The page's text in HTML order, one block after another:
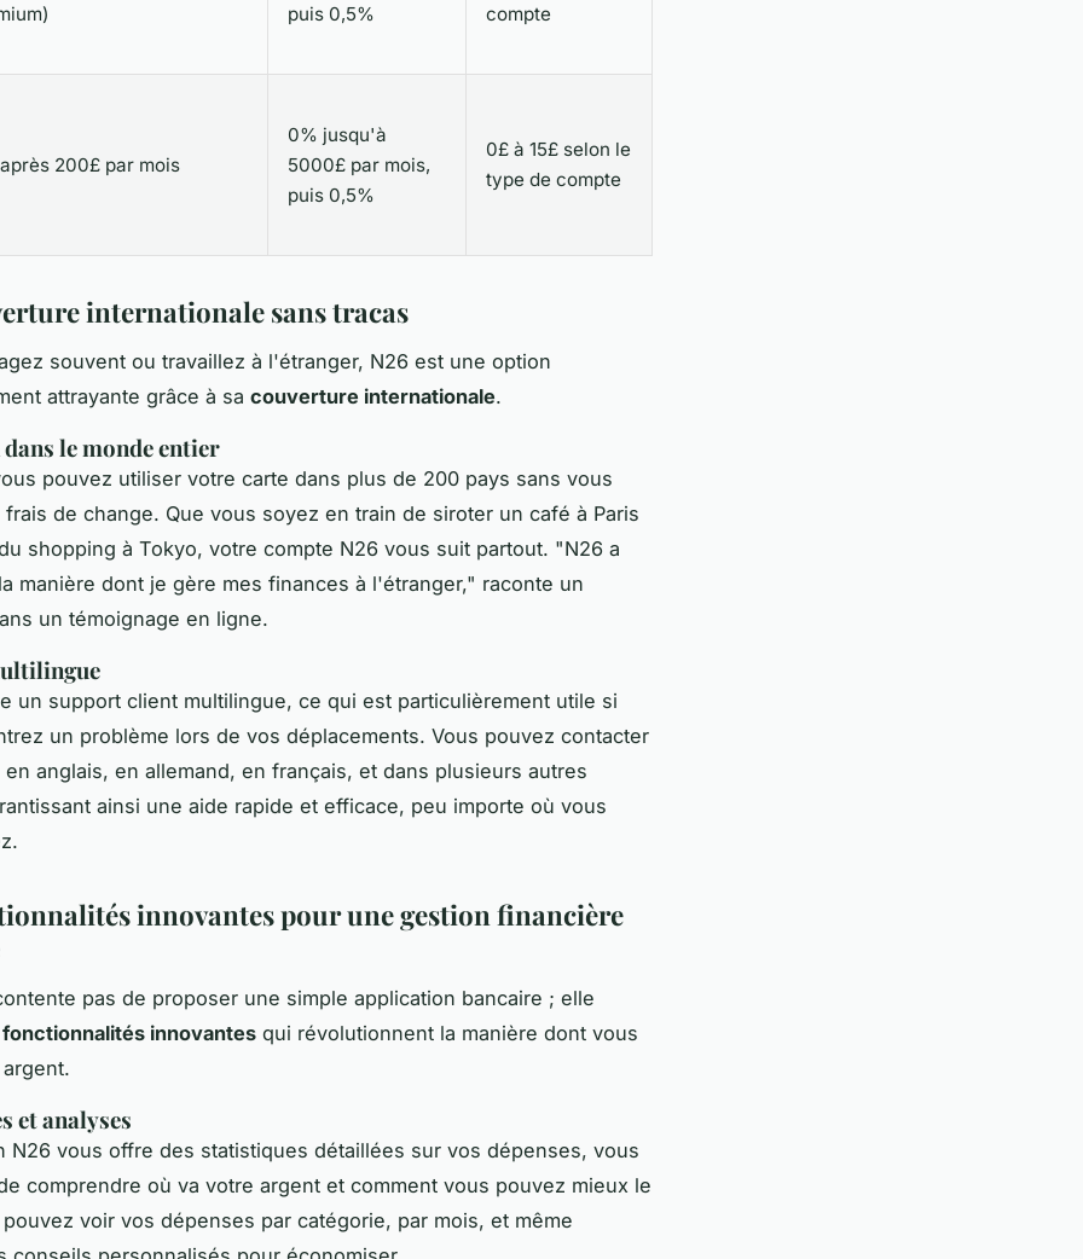
puis 0,5%
compte
200£ par mois
0% jusqu'à
5000£ par mois,
puis 0,5%
0£ à 15£ selon le
type de compte
internationale sans tracas
souvent ou travaillez à l'étranger, N26 est une option
attrayante grâce à sa couverture internationale.
le monde entier
pouvez utiliser votre carte dans plus de 200 pays sans vous
de change. Que vous soyez en train de siroter un café à Paris
shopping à Tokyo, votre compte N26 vous suit partout. "N26 a
manière dont je gère mes finances à l'étranger," raconte un
un témoignage en ligne.
un support client multilingue, ce qui est particulièrement utile si
un problème lors de vos déplacements. Vous pouvez contacter
anglais, en allemand, en français, et dans plusieurs autres
ainsi une aide rapide et efficace, peu importe où vous
innovantes pour une gestion financière
pas de proposer une simple application bancaire ; elle
fonctionnalités innovantes qui révolutionnent la manière dont vous
et analyses
N26 vous offre des statistiques détaillées sur vos dépenses, vous
comprendre où va votre argent et comment vous pouvez mieux le
voir vos dépenses par catégorie, par mois, et même